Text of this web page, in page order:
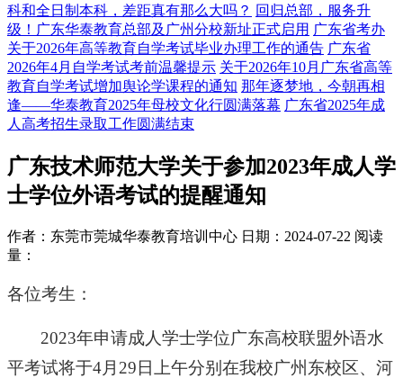
科和全日制本科，差距真有那么大吗？ 回归总部，服务升
级！广东华泰教育总部及广州分校新址正式启用 广东省考办
关于2026年高等教育自学考试毕业办理工作的通告 广东省
2026年4月自学考试考前温馨提示 关于2026年10月广东省高等
教育自学考试增加舆论学课程的通知 那年逐梦地，今朝再相
逢——华泰教育2025年母校文化行圆满落幕 广东省2025年成
人高考招生录取工作圆满结束
广东技术师范大学关于参加2023年成人学
士学位外语考试的提醒通知
作者：东莞市莞城华泰教育培训中心 日期：2024-07-22 阅读
量：
各位考生：
2023年申请成人学士学位广东高校联盟外语水
平考试将于4月29日上午分别在我校广州东校区、河